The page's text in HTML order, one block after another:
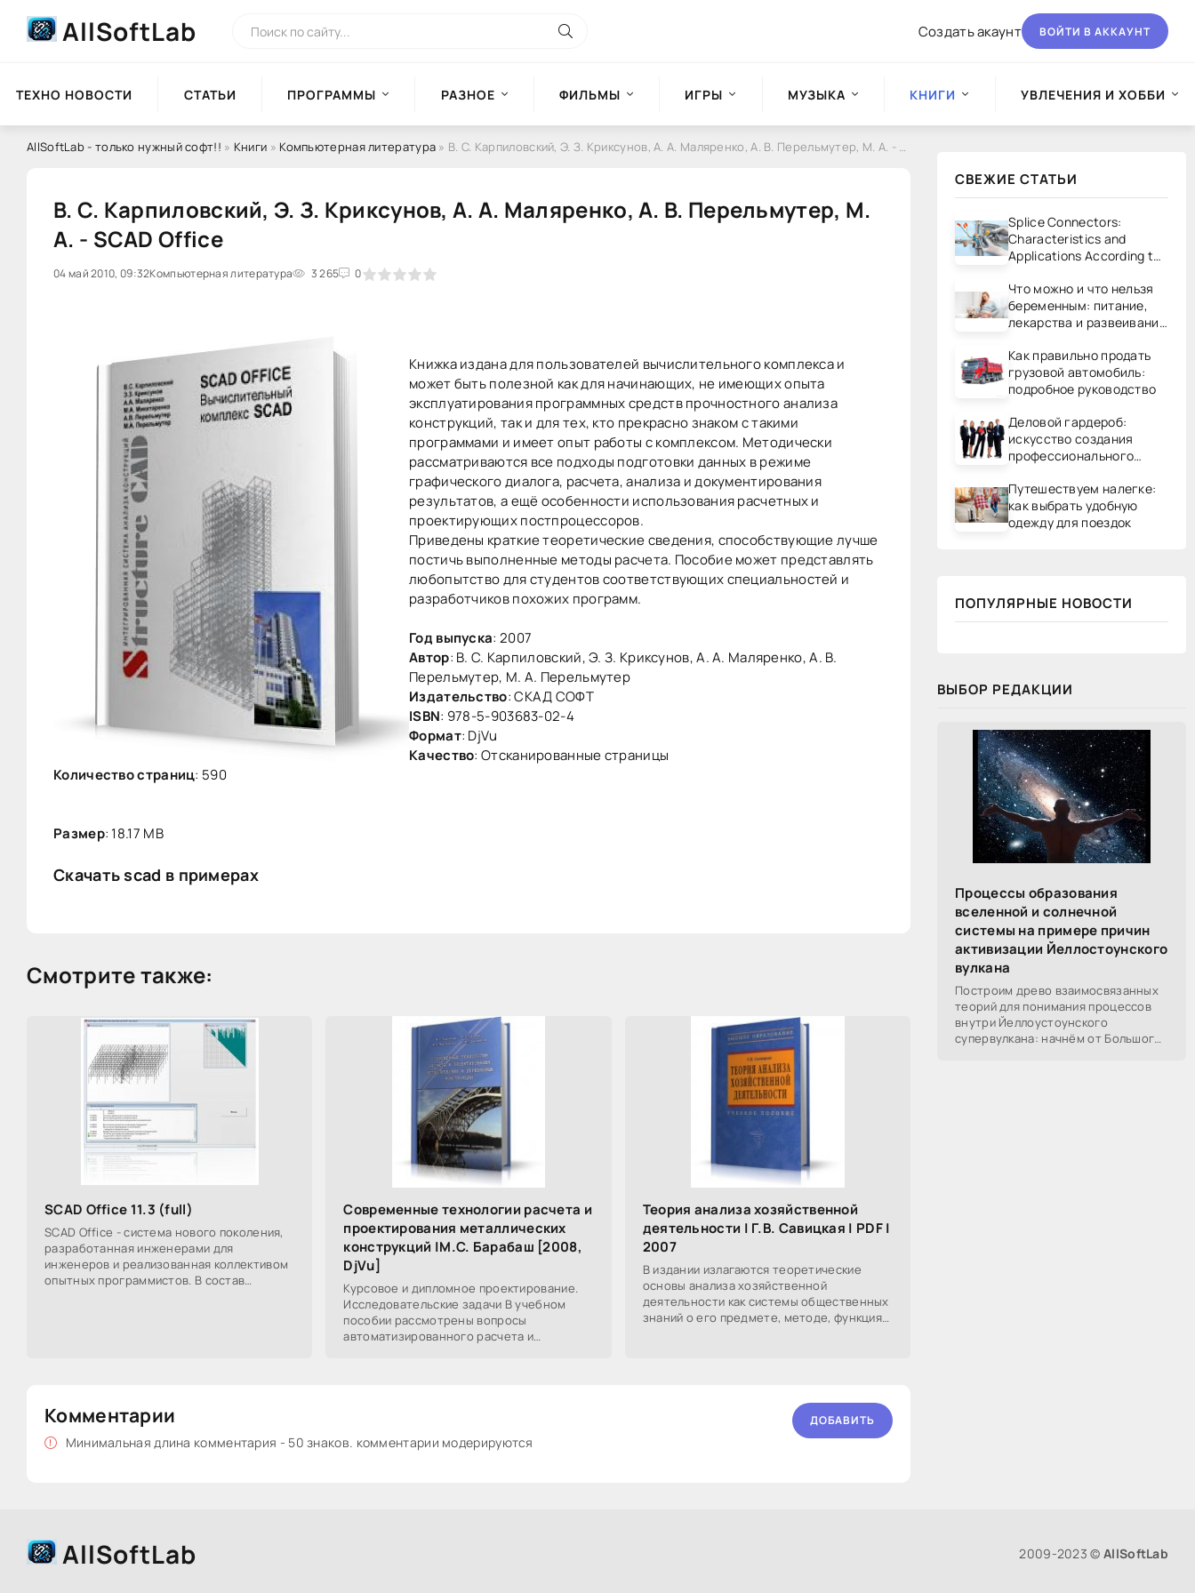
AllSoftLab Создать акаунт ВОЙТИ В АККАУНТ
ТЕХНО НОВОСТИ СТАТЬИ ПРОГРАММЫ РАЗНОЕ ФИЛЬМЫ ИГРЫ МУЗЫКА КНИГИ УВЛЕЧЕНИЯ И ХОББИ
AllSoftLab - только нужный софт!! » Книги » Компьютерная литература » В. С. Карпиловский, Э. З. Криксунов, А. А. Маляренко, А. В. Перельмутер, М. А. - SCAD Office
В. С. Карпиловский, Э. З. Криксунов, А. А. Маляренко, А. В. Перельмутер, М.
А. - SCAD Office
04 май 2010, 09:32Компьютерная литература 3 265 0
0 1 2 3 4 5
Книжка издана для пользователей вычислительного комплекса и
может быть полезной как для начинающих, не имеющих опыта
эксплуатирования программных средств прочностного анализа
конструкций, так и для тех, кто прекрасно знаком с такими
программами и имеет опыт работы с комплексом. Методически
рассматриваются все подходы подготовки данных в режиме
графического диалога, расчета, анализа и документирования
результатов, а ещё особенности использования расчетных и
проектирующих постпроцессоров.
Приведены краткие теоретические сведения, способствующие лучше
постичь выполненные методы расчета. Пособие может представлять
любопытство для студентов соответствующих специальностей и
разработчиков похожих программ.
Год выпуска: 2007
Автор: В. С. Карпиловский, Э. З. Криксунов, А. А. Маляренко, А. В.
Перельмутер, М. А. Перельмутер
Издательство: СКАД СОФТ
ISBN: 978-5-903683-02-4
Формат: DjVu
Качество: Отсканированные страницы
Количество страниц: 590
Размер: 18.17 MB
Скачать scad в примерах
Смотрите также:
SCAD Office 11.3 (full)
SCAD Office - система нового поколения,
разработанная инженерами для
инженеров и реализованная коллективом
опытных программистов. В состав
Современные технологии расчета и
проектирования металлических
конструкций |М.С. Барабаш [2008,
DjVu]
Курсовое и дипломное проектирование.
Исследовательские задачи В учебном
пособии рассмотрены вопросы
автоматизированного расчета и
Теория анализа хозяйственной
деятельности | Г.В. Савицкая | PDF |
2007
В издании излагаются теоретические
основы анализа хозяйственной
деятельности как системы общественных
знаний о его предмете, методе, функциях,
Комментарии
Минимальная длина комментария - 50 знаков. комментарии модерируются
ДОБАВИТЬ
СВЕЖИЕ СТАТЬИ
Splice Connectors:
Characteristics and
Applications According to
Что можно и что нельзя
беременным: питание,
лекарства и развеивание
Как правильно продать
грузовой автомобиль:
подробное руководство
Деловой гардероб:
искусство создания
профессионального
Путешествуем налегке:
как выбрать удобную
одежду для поездок
ПОПУЛЯРНЫЕ НОВОСТИ
ВЫБОР РЕДАКЦИИ
Процессы образования
вселенной и солнечной
системы на примере причин
активизации Йеллостоунского
вулкана
Построим древо взаимосвязанных
теорий для понимания процессов
внутри Йеллоустоунского
супервулкана: начнём от Большого
AllSoftLab 2009-2023 © AllSoftLab